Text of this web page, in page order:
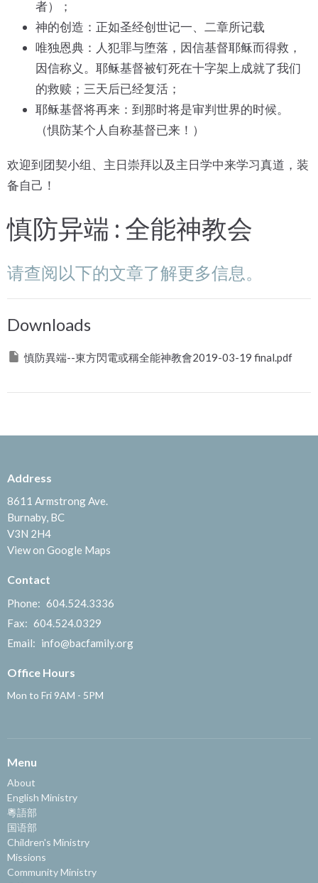
者）；
神的创造：正如圣经创世记一、二章所记载
唯独恩典：人犯罪与堕落，因信基督耶稣而得救，
因信称义。耶稣基督被钉死在十字架上成就了我们
的救赎；三天后已经复活；
耶稣基督将再来：到那时将是审判世界的时候。
（惧防某个人自称基督已来！）
欢迎到团契小组、主日崇拜以及主日学中来学习真道，装
备自己！
慎防异端 : 全能神教会
请查阅以下的文章了解更多信息。
Downloads
慎防異端--東方閃電或稱全能神教會2019-03-19 final.pdf
Address
8611 Armstrong Ave.
Burnaby, BC
V3N 2H4
View on Google Maps
Contact
Phone: 604.524.3336
Fax: 604.524.0329
Email: info@bacfamily.org
Office Hours
Mon to Fri 9AM - 5PM
Menu
About
English Ministry
粵語部
国语部
Children's Ministry
Missions
Community Ministry